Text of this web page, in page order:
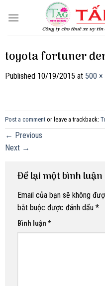
toyota fortuner
Published 10/19/2015 at 500 ×
Post a comment or leave a trackback:
← Previous
Next →
Để lại một bình luận
Email của bạn sẽ không
bắt buộc được đánh dấu *
Bình luận *